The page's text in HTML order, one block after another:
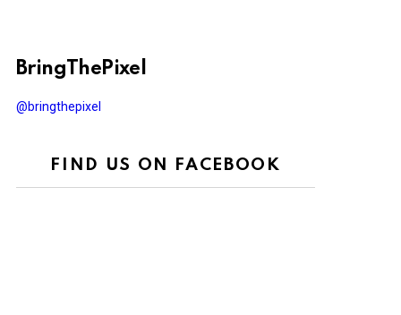
BringThePixel
@bringthepixel
FIND US ON FACEBOOK